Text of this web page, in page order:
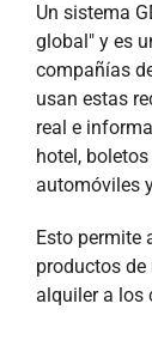
Un sistema
global" y es
compañías
usan estas
real e
hotel,
automóviles
Esto permite
productos de
alquiler a los